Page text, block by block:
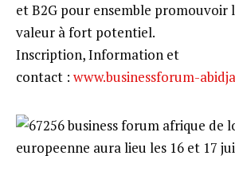
et B2G pour ensemble promouvoir
valeur à fort potentiel.
Inscription, Information et
contact : www.businessforum-